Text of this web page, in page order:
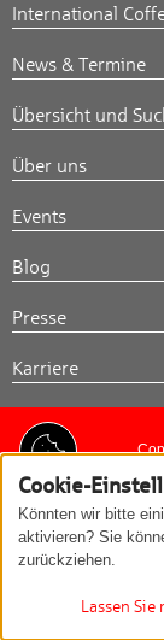
International
News & Termine
Übersicht und
Über uns
Events
Blog
Presse
Karriere
Kontakt
Cookie-
Könnten wir bitte
aktivieren? Sie
zurückziehen.
Lassen Sie